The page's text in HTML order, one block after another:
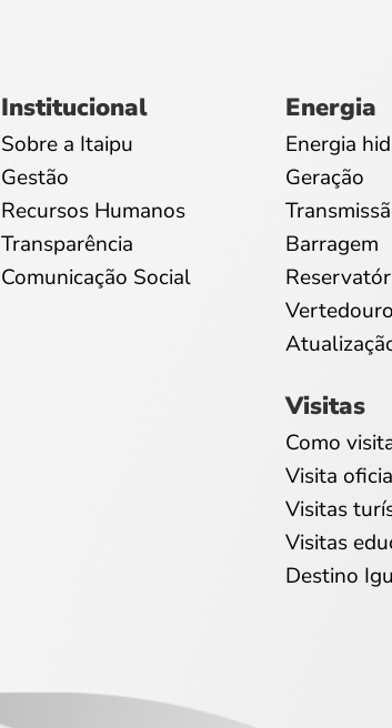
Institucional
Sobre a Itaipu
Gestão
Recursos Humanos
Transparência
Comunicação Social
Energia
Energia
Geração
Barragem
Vertedouro
Visitas
Como
Visita
Visitas
Visitas
Destino